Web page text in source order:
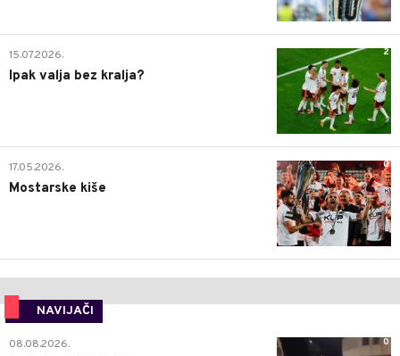
2
15.07.2026.
Ipak valja bez kralja?
0
17.05.2026.
Mostarske kiše
NAVIJAČI
0
08.08.2026.